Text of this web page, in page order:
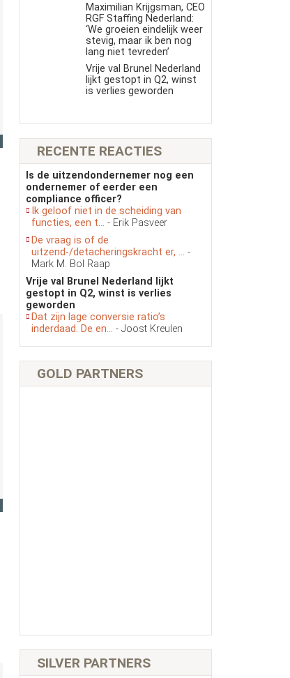
Maximilian Krijgsman, CEO
RGF Staffing Nederland:
‘We groeien eindelijk weer
stevig, maar ik ben nog
lang niet tevreden’
Vrije val Brunel Nederland
lijkt gestopt in Q2, winst
is verlies geworden
RECENTE REACTIES
Is de uitzendondernemer nog een
ondernemer of eerder een
compliance officer?
Ik geloof niet in de scheiding van
functies, een t... - Erik Pasveer
De vraag is of de
uitzend-/detacheringskracht er, ... -
Mark M. Bol Raap
Vrije val Brunel Nederland lijkt
gestopt in Q2, winst is verlies
geworden
Dat zijn lage conversie ratio’s
inderdaad. De en... - Joost Kreulen
GOLD PARTNERS
SILVER PARTNERS